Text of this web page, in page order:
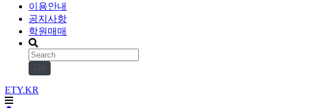
이용안내
공지사항
학원매매
ETY.KR